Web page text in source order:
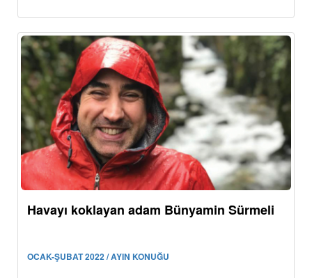
Havayı koklayan adam Bünyamin Sürmeli
OCAK-ŞUBAT 2022 / AYIN KONUĞU